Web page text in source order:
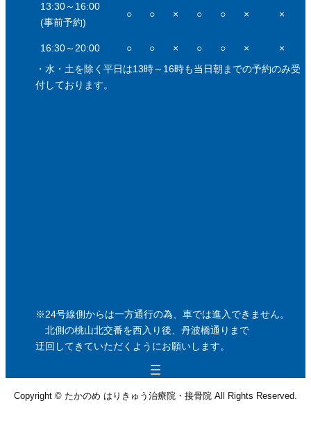
13:30～16:00
(事前予約)
○ ○ × ○ ○ × ×
16:30～20:00 ○ ○ × ○ ○ ×
×
・水・土を除く平日は13時～16時も当日朝までの予約のみ受
付しております。
※24号線側からは一方通行の為、車では進入できません。
北側の桃山北交番を西入り後、丹波橋通りまで
迂回してきていただくようにお願いします。
Copyright © たかのめ はりきゅう治療院・接骨院 All Rights Reserved.